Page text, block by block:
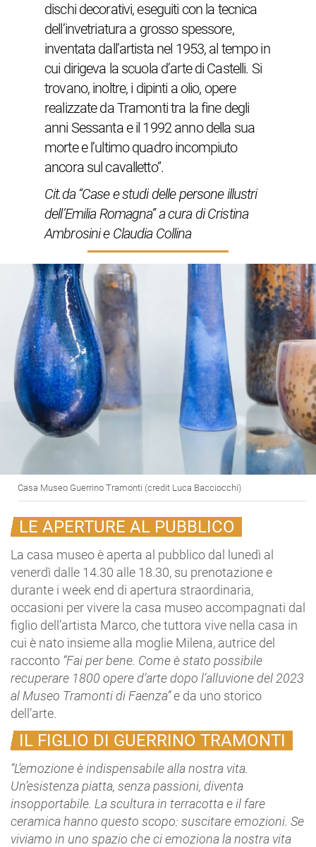
dischi decorativi, eseguiti con la tecnica
dell’invetriatura a grosso spessore,
inventata dall’artista nel 1953, al tempo in
cui dirigeva la scuola d’arte di Castelli. Si
trovano, inoltre, i dipinti a olio, opere
realizzate da Tramonti tra la fine degli
anni Sessanta e il 1992 anno della sua
morte e l’ultimo quadro incompiuto
ancora sul cavalletto”.
Cit.da “Case e studi delle persone illustri
dell’Emilia Romagna” a cura di Cristina
Ambrosini e Claudia Collina
Casa Museo Guerrino Tramonti (credit Luca Bacciocchi)
LE APERTURE AL PUBBLICO
La casa museo è aperta al pubblico dal lunedì al
venerdì dalle 14.30 alle 18.30, su prenotazione e
durante i week end di apertura straordinaria,
occasioni per vivere la casa museo accompagnati dal
figlio dell’artista Marco, che tuttora vive nella casa in
cui è nato insieme alla moglie Milena, autrice del
racconto “Fai per bene. Come è stato possibile
recuperare 1800 opere d’arte dopo l’alluvione del 2023
al Museo Tramonti di Faenza”e da uno storico
dell’arte.
IL FIGLIO DI GUERRINO TRAMONTI
“L’emozione è indispensabile alla nostra vita.
Un’esistenza piatta, senza passioni, diventa
insopportabile. La scultura in terracotta e il fare
ceramica hanno questo scopo: suscitare emozioni. Se
viviamo in uno spazio che ci emoziona la nostra vita